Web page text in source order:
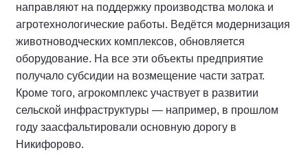
направляют на поддержку производства молока и
агротехнологические работы. Ведётся модернизация
животноводческих комплексов, обновляется
оборудование. На все эти объекты предприятие
получало субсидии на возмещение части затрат.
Кроме того, агрокомплекс участвует в развитии
сельской инфраструктуры — например, в прошлом
году заасфальтировали основную дорогу в
Никифорово.